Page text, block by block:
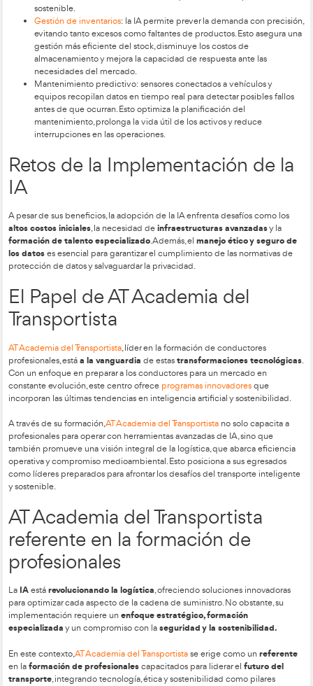
Aplicaciones Destacadas
en Logística
Optimización de rutas: los algoritmos avanzados
tiempo real, como patrones de tráfico, clima y
para planificar rutas más eficientes. Este enfoque no
tiempos de entrega y consumo de combustible, sino
reduce la huella de carbono, contribuyendo a un
sostenible.
evitando tanto excesos como faltantes de productos.
gestión más eficiente del stock, disminuye los costos
almacenamiento y mejora la capacidad de respuesta
necesidades del mercado.
Mantenimiento predictivo: sensores conectados a
equipos recopilan datos en tiempo real para detectar
antes de que ocurran. Esto optimiza la planificación
mantenimiento, prolonga la vida útil de los activos y
Retos de la
IA
A pesar de sus beneficios, la adopción de la IA enfrenta
altos costos iniciales, la necesidad deinfraestructuras
formación de talento especializado. Además, elmanejo
los datos
protección de datos y salvaguardar la privacidad.
El Papel de AT Academia
Transportista
AT Academia del Transportista, líder en la formación de
profesionales, estáa la vanguardiade estas
Con un enfoque en preparar a los conductores para un
constante evolución, este centro ofreceprogramas
incorporan las últimas tendencias en inteligencia artificial y